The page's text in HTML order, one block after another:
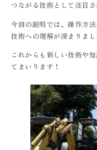
つながる技術として注目
今回の説明では、操作方
技術への理解が深まりまし
これからも新しい技術や
てまいります！